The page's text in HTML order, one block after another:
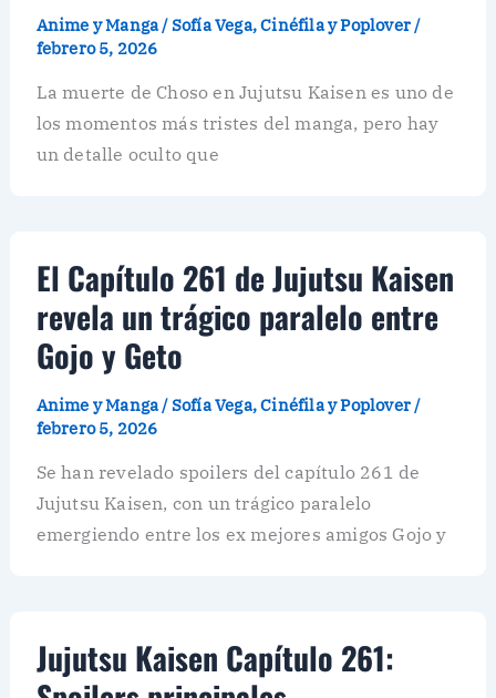
Anime y Manga/Sofía Vega, Cinéfila y Poplover/
febrero 5, 2026
La muerte de Choso en Jujutsu Kaisen es uno de
los momentos más tristes del manga, pero hay
un detalle oculto que
El Capítulo 261 de Jujutsu Kaisen
revela un trágico paralelo entre
Gojo y Geto
Anime y Manga/Sofía Vega, Cinéfila y Poplover /
febrero 5, 2026
Se han revelado spoilers del capítulo 261 de
Jujutsu Kaisen, con un trágico paralelo
emergiendo entre los ex mejores amigos Gojo y
Jujutsu Kaisen Capítulo 261: